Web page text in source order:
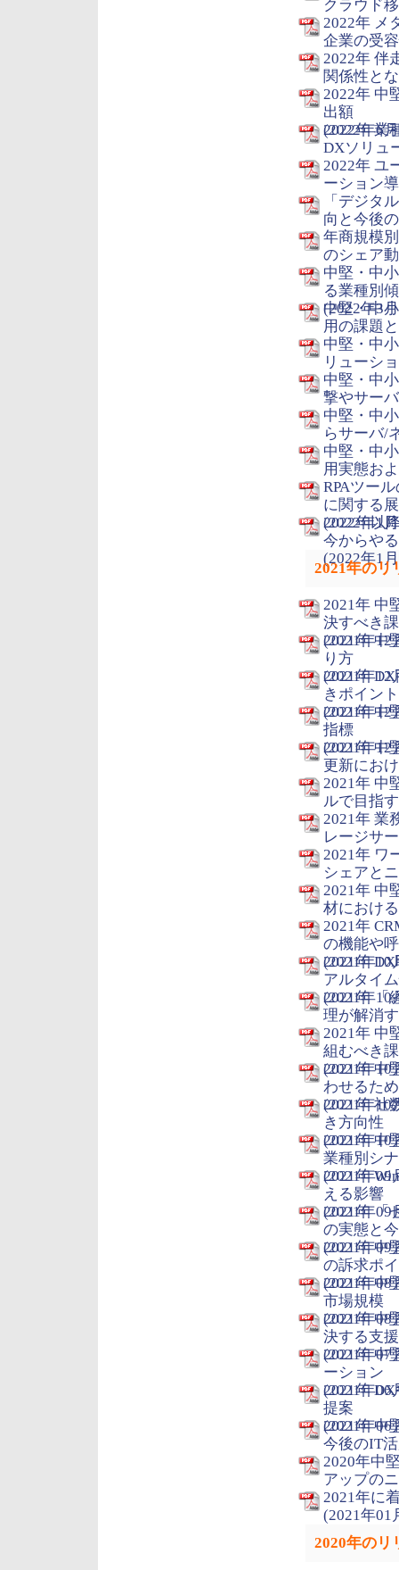
クラウド
2022年 メ
企業の受
2022年 伴
関係性と
2022年 中
出額
(2022年6
2022年 業
DXソリュ
2022年 ユ
ーション
「デジタ
向と今後
年商規模
のシェア
中堅・中
る業種別
(2022年3
中堅・中
用の課題
中堅・中
リューシ
中堅・中
撃やサー
中堅・中
らサーバ/
中堅・中
用実態お
RPAツー
に関する
(2022年1
2022年以
今からや
(2022年1
2021年のリ
2021年 中
決すべき
(2021年12
2021年 中
り方
(2021年12
2021年
きポイント
(2021年12
2021年 中
指標
(2021年12
2021年 中
更新にお
2021年 中
ルで目指
2021年 業
レージサ
2021年 ワ
シェアと
2021年 中
材におけ
2021年
の機能や
(2021年10
2021年
アルタイ
(2021年10
2021年 「
理が解消
2021年 中
組むべき
(2021年10
2021年 中
わせるた
(2021年10
2021年 社
き方向性
(2021年10
2021年 中
業種別シ
(2021年09
2021年
える影響
(2021年09
2021年 「
の実態と
(2021年09
2021年 中
の訴求ポ
(2021年08
2021年 中
市場規模
(2021年08
2021年 中
決する支
(2021年07
2021年 中
ーション
(2021年06
2021年
提案
(2021年06
2021年 中
今後のIT
2020年中
アップの
2021年に
(2021年01
2020年のリ